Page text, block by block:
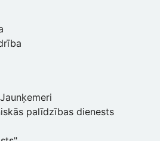
palīdzības dienests